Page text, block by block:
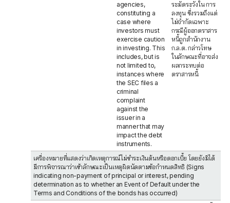
agencies,
constituting a
case where
investors must
exercise caution
in investing. This
includes, but is
not limited to,
instances where
the SEC files a
criminal
complaint
against the
issuer in a
manner that may
impact the debt
instruments.
ระมัดระวังใน การ
ลงทุน ซึ่งรวมถึงแต่
ไม่จำกัดเฉพาะ
กรณีผู้ออกตราสาร
หนี้ถูกสำนักงาน
ก.ล.ต. กล่าวโทษ
ในลักษณะที่อาจส่ง
ผลกระทบต่อ
ตราสารหนี้
เครื่องหมายที่แสดงว่าเกิดเหตุการณ์ไม่ชำระเงินต้นหรือดอกเบี้ย โดยยังมิได้
มีการพิจารณาว่าเข้าลักษณะเป็นเหตุผิดนัดตามข้อกำหนดสิทธิ (Signs
indicating non-payment of principal or interest, pending
determination as to whether an Event of Default under the
Terms and Conditions of the bonds has occurred)